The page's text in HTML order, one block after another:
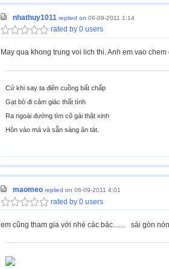
nhathuy1011 replied on 06-09-2011 1:14
rated by 0 users
May qua khong trung voi lich thi. Anh em vao chem
Cứ khi say ta điên cuồng bất chấp
Gạt bỏ đi cảm giác thất tình
Ra ngoài đường tìm cô gái thật xinh
Hôn vào má và sẵn sàng ăn tát.
maomeo replied on 06-09-2011 4:01
rated by 0 users
em cũng tham gia với nhé các bác....... sài gòn